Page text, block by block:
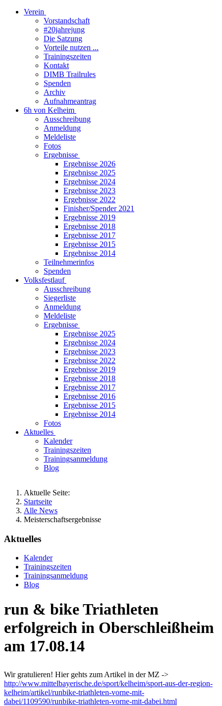
Verein
Vorstandschaft
#20jahrejung
Die Satzung
Vorteile nutzen ...
Trainingszeiten
Kontakt
DIMB Trailrules
Spenden
Archiv
Aufnahmeantrag
6h von Kelheim
Ausschreibung
Anmeldung
Meldeliste
Fotos
Ergebnisse
Ergebnisse 2026
Ergebnisse 2025
Ergebnisse 2024
Ergebnisse 2023
Ergebnisse 2022
Finisher/Spender 2021
Ergebnisse 2019
Ergebnisse 2018
Ergebnisse 2017
Ergebnisse 2015
Ergebnisse 2014
Teilnehmerinfos
Spenden
Volksfestlauf
Ausschreibung
Siegerliste
Anmeldung
Meldeliste
Ergebnisse
Ergebnisse 2025
Ergebnisse 2024
Ergebnisse 2023
Ergebnisse 2022
Ergebnisse 2019
Ergebnisse 2018
Ergebnisse 2017
Ergebnisse 2016
Ergebnisse 2015
Ergebnisse 2014
Fotos
Aktuelles
Kalender
Trainingszeiten
Trainingsanmeldung
Blog
Aktuelle Seite:
Startseite
Alle News
Meisterschaftsergebnisse
Aktuelles
Kalender
Trainingszeiten
Trainingsanmeldung
Blog
run & bike Triathleten
erfolgreich in Oberschleißheim
am 17.08.14
Wir gratulieren! Hier gehts zum Artikel in der MZ ->
http://www.mittelbayerische.de/sport/kelheim/sport-aus-der-region-
kelheim/artikel/runbike-triathleten-vorne-mit-
dabei/1109590/runbike-triathleten-vorne-mit-dabei.html